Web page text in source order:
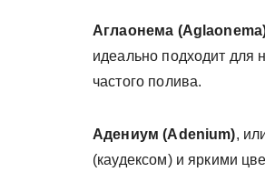
Аглаонема
идеально подходит для
частого полива.
Адениум (Adenium),
(каудексом) и яркими